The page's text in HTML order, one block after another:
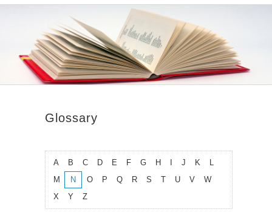
Glossary
A B C D E F G H I J K
L
M
N O P Q R S T U V
W
X
Y Z